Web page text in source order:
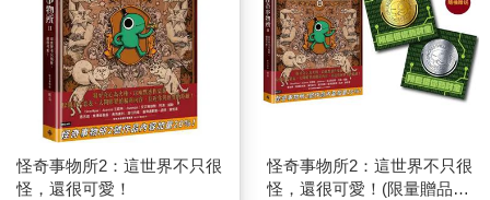
怪奇事物所2：這世界不只很
怪，還很可愛！
怪奇事物所2：這世界不只很
怪，還很可愛！(限量贈品版